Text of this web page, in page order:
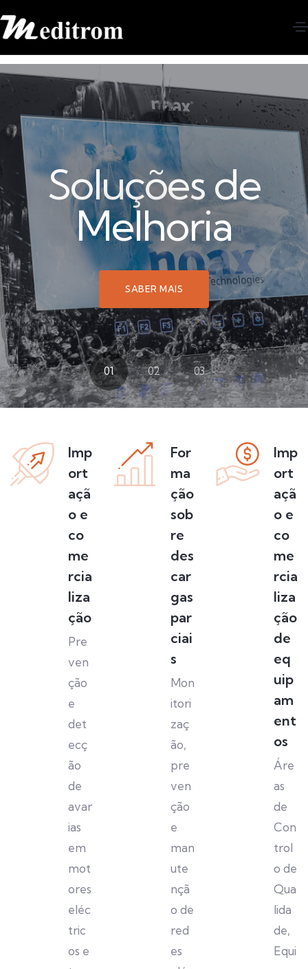
Soluções de
Melhoria
SABER MAIS
01 02 03
Imp
ort
açã
o e
co
me
rcia
liza
ção
Pre
ven
ção
e
det
ecç
ão
de
avar
ias
em
mot
ores
eléc
tric
os e
For
ma
ção
sob
re
des
car
gas
par
ciai
s
Mon
itori
zaç
ão,
pre
ven
ção
e
man
ute
nçã
o de
red
es
Imp
ort
açã
o e
co
me
rcia
liza
ção
de
eq
uip
am
ent
os
Áre
as
de
Con
trol
o de
Qua
lida
de,
Equi